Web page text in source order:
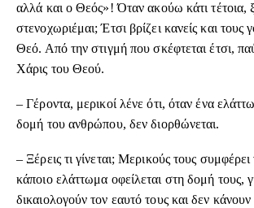
αλλά και ο Θεός»! Όταν ακούω κάτι τέτοια,
στενοχωριέμαι; Έτσι βρίζει κανείς και τους
Θεό. Από την στιγμή που σκέφτεται έτσι,
Χάρις του Θεού.
– Γέροντα, μερικοί λένε ότι, όταν ένα
δομή του ανθρώπου, δεν διορθώνεται.
– Ξέρεις τι γίνεται; Μερικούς τους συμφέρει
κάποιο ελάττωμα οφείλεται στη δομή τους,
δικαιολογούν τον εαυτό τους και δεν